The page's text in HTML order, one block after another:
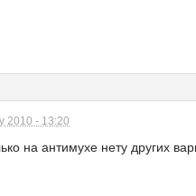
2010 - 13:20
на антимухе нету других